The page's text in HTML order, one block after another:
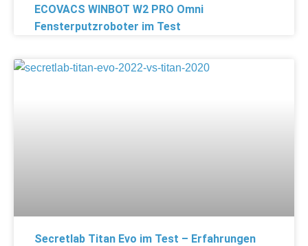
ECOVACS WINBOT W2 PRO Omni
Fensterputzroboter im Test
Secretlab Titan Evo im Test – Erfahrungen